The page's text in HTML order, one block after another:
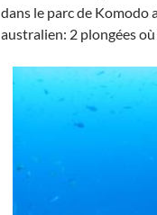
dans le parc de Komodo
australien: 2 plongées